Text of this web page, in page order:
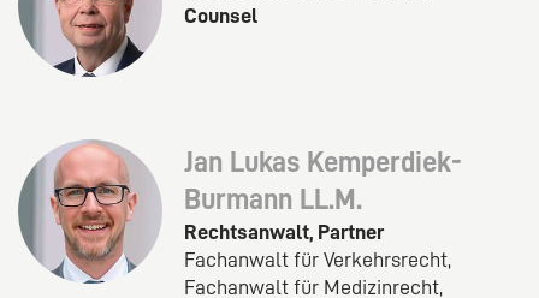
Counsel
Jan Lukas Kemperdiek-
Burmann LL.M.
Rechtsanwalt, Partner
Fachanwalt für Verkehrsrecht,
Fachanwalt für Medizinrecht,